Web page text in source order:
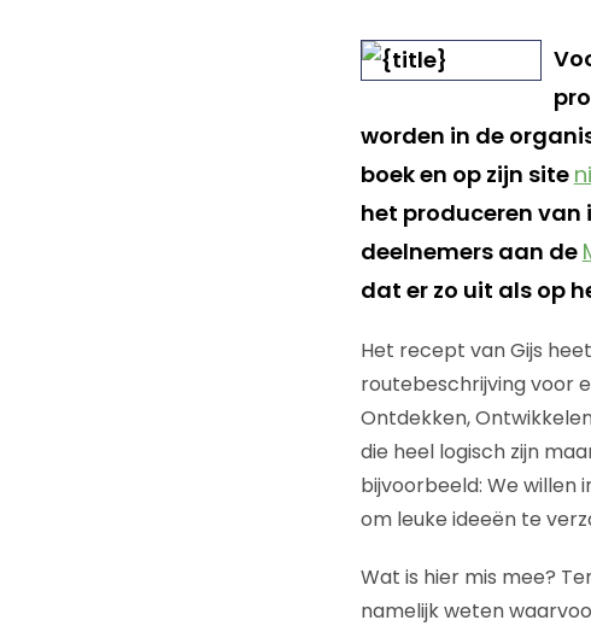
worden in de
boek en op zijn site
het produceren van
deelnemers aan de
dat er zo uit als op
Het recept van Gijs
routebeschrijving voor
Ontdekken,
die heel logisch zijn
bijvoorbeeld: We willen
om leuke ideeën te
Wat is hier mis mee?
namelijk weten